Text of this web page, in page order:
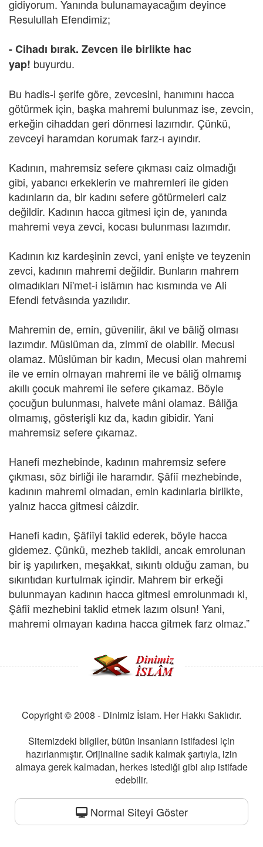
gidiyorum. Yanında bulunamayacağım deyince
Resulullah Efendimiz;
- Cihadı bırak. Zevcen ile birlikte hac
yap! buyurdu.
Bu hadis-i şerife göre, zevcesini, hanımını hacca
götürmek için, başka mahremi bulunmaz ise, zevcin,
erkeğin cihaddan geri dönmesi lazımdır. Çünkü,
zevceyi haramdan korumak farz-ı ayındır.
Kadının, mahremsiz sefere çıkması caiz olmadığı
gibi, yabancı erkeklerin ve mahremleri ile giden
kadınların da, bir kadını sefere götürmeleri caiz
değildir. Kadının hacca gitmesi için de, yanında
mahremi veya zevci, kocası bulunması lazımdır.
Kadının kız kardeşinin zevci, yani enişte ve teyzenin
zevci, kadının mahremi değildir. Bunların mahrem
olmadıkları Ni'met-i islâmın hac kısmında ve Ali
Efendi fetvâsında yazılıdır.
Mahremin de, emin, güvenilir, âkıl ve bâliğ olması
lazımdır. Müslüman da, zimmî de olabilir. Mecusi
olamaz. Müslüman bir kadın, Mecusi olan mahremi
ile ve emin olmayan mahremi ile ve bâliğ olmamış
akıllı çocuk mahremi ile sefere çıkamaz. Böyle
çocuğun bulunması, halvete mâni olamaz. Bâliğa
olmamış, gösterişli kız da, kadın gibidir. Yani
mahremsiz sefere çıkamaz.
Hanefi mezhebinde, kadının mahremsiz sefere
çıkması, söz birliği ile haramdır. Şâfiî mezhebinde,
kadının mahremi olmadan, emin kadınlarla birlikte,
yalnız hacca gitmesi câizdir.
Hanefi kadın, Şâfiîyi taklid ederek, böyle hacca
gidemez. Çünkü, mezheb taklidi, ancak emrolunan
bir iş yapılırken, meşakkat, sıkıntı olduğu zaman, bu
sıkıntıdan kurtulmak içindir. Mahrem bir erkeği
bulunmayan kadının hacca gitmesi emrolunmadı ki,
Şâfiî mezhebini taklid etmek lazım olsun! Yani,
mahremi olmayan kadına hacca gitmek farz olmaz.”
Copyright © 2008 - Dinimiz İslam. Her Hakkı Saklıdır.
Sitemizdeki bilgiler, bütün insanların istifadesi için
hazırlanmıştır. Orijinaline sadık kalmak şartıyla, izin
almaya gerek kalmadan, herkes istediği gibi alıp istifade
edebilir.
Normal Siteyi Göster